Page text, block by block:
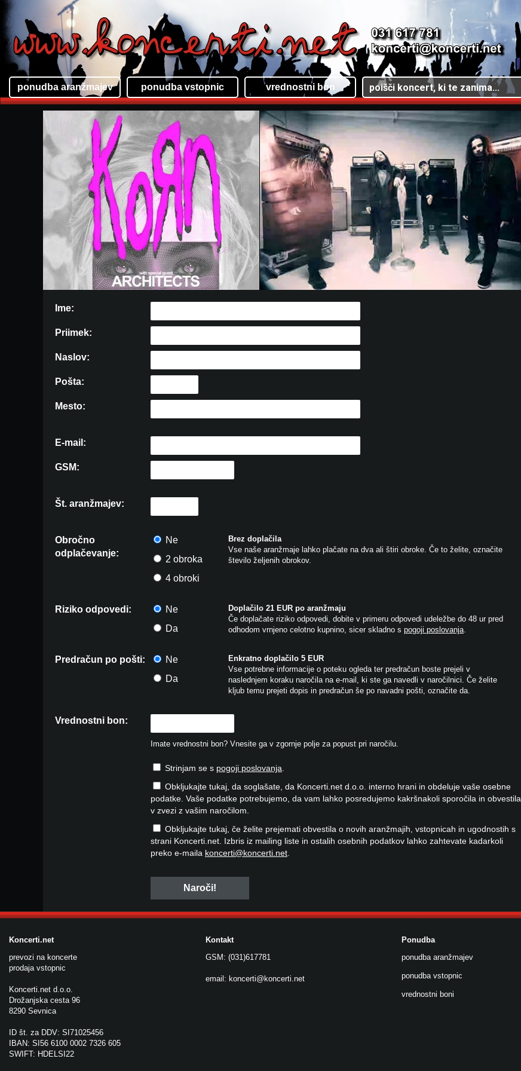
ponudba aranžmajev ponudba vstopnic vrednostni bon
Ime:
Priimek:
Naslov:
Pošta:
Mesto:
E-mail:
GSM:
Št. aranžmajev:
Obročno
odplačevanje:
Ne
2 obroka
4 obroki
Brez doplačila
Vse naše aranžmaje lahko plačate na dva ali štiri obroke. Če to želite, označite
število željenih obrokov.
Riziko odpovedi:
Ne
Da
Doplačilo 21 EUR po aranžmaju
Če doplačate riziko odpovedi, dobite v primeru odpovedi udeležbe do 48 ur pred
odhodom vrnjeno celotno kupnino, sicer skladno s pogoji poslovanja.
Predračun po pošti:
Ne
Da
Enkratno doplačilo 5 EUR
Vse potrebne informacije o poteku ogleda ter predračun boste prejeli v
naslednjem koraku naročila na e-mail, ki ste ga navedli v naročilnici. Če želite
kljub temu prejeti dopis in predračun še po navadni pošti, označite da.
Vrednostni bon:
Imate vrednostni bon? Vnesite ga v zgornje polje za popust pri naročilu.
Strinjam se s pogoji poslovanja
Obkljukajte tukaj, da soglašate, da Koncerti.net d.o.o. interno hrani in obdeluje vaše osebne
podatke. Vaše podatke potrebujemo, da vam lahko posredujemo kakršnakoli sporočila in obvestila
v zvezi z vašim naročilom.
Obkljukajte tukaj, če želite prejemati obvestila o novih aranžmajih, vstopnicah in ugodnostih s
strani Koncerti.net. Izbris iz mailing liste in ostalih osebnih podatkov lahko zahtevate kadarkoli
preko e-maila koncerti@koncerti.net
Koncerti.net
prevozi na koncerte
prodaja vstopnic
Koncerti.net d.o.o.
Drožanjska cesta 96
8290 Sevnica
ID št. za DDV: SI71025456
IBAN: SI56 6100 0002 7326 605
SWIFT: HDELSI22
Kontakt
GSM: (031)617781
email: koncerti@koncerti.net
Ponudba
ponudba aranžmajev
ponudba vstopnic
vrednostni boni